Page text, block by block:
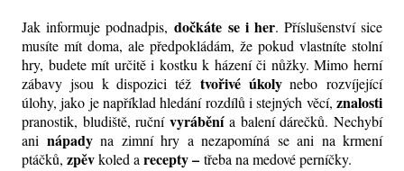
Jak informuje podnadpis, dočkáte se i her. Příslušenství sice
musíte mít doma, ale předpokládám, že pokud vlastníte stolní
hry, budete mít určitě i kostku k házení či nůžky. Mimo herní
zábavy jsou k dispozici též tvořivé úkolynebo rozvíjející
úlohy, jako je například hledání rozdílů i stejných věcí, znalosti
pranostik, bludiště, ručnívyráběnía balení dárečků. Nechybí
ani nápadyna zimní hry a nezapomíná se ani na krmení
ptáčků, zpěvkoled arecepty – třeba na medové perníčky.